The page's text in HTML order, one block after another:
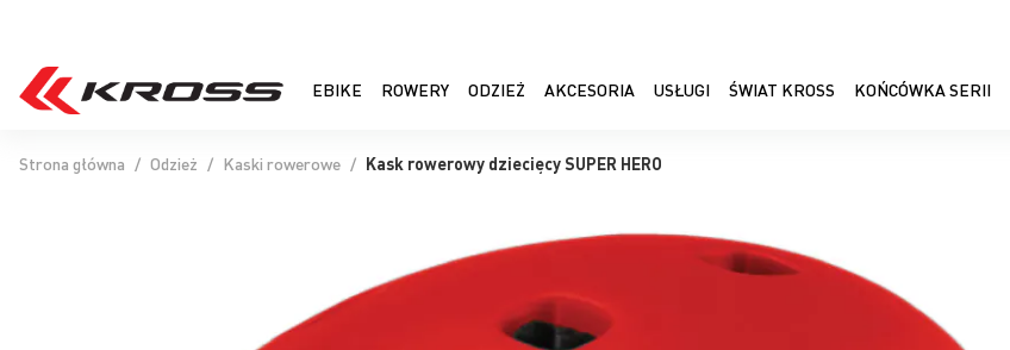
EBIKE ROWERY ODZIEŻ AKCESORIA USŁUGI ŚWIAT KROSS KOŃCÓWKA SERII
Strona główna Odzież Kaski rowerowe Kask rowerowy dziecięcy SUPER HERO